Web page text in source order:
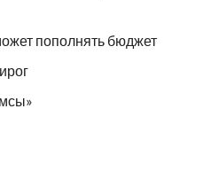
пополнять бюджет